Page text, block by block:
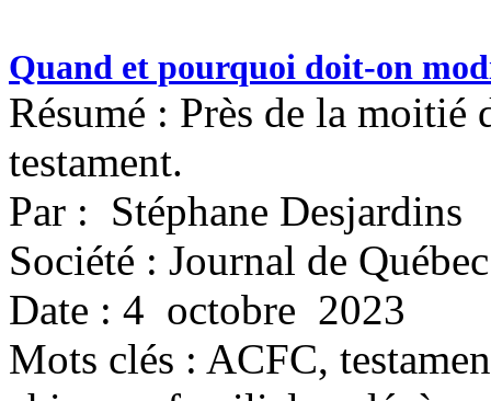
Quand et pourquoi doit-on
Résumé : Près de la moitié
testament.
Par : Stéphane Desjardins
Société : Journal de Québec
Date : 4 octobre 2023
Mots clés : ACFC,